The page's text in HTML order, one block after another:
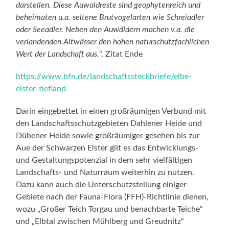
darstellen. Diese Auwaldreste sind geophytenreich und
beheimaten u.a. seltene Brutvogelarten wie Schreiadler
oder Seeadler. Neben den Auwäldern machen v.a. die
verlandenden Altwässer den hohen naturschutzfachlichen
Wert der Landschaft aus.“, Zitat Ende
https://www.bfn.de/landschaftssteckbriefe/elbe-
elster-tiefland
Darin eingebettet in einen großräumigen Verbund mit
den Landschaftsschutzgebieten Dahlener Heide und
Dübener Heide sowie großräumiger gesehen bis zur
Aue der Schwarzen Elster gilt es das Entwicklungs-
und Gestaltungspotenzial in dem sehr vielfältigen
Landschafts- und Naturraum weiterhin zu nutzen.
Dazu kann auch die Unterschutzstellung einiger
Gebiete nach der Fauna-Flora (FFH)-Richtlinie dienen,
wozu „Großer Teich Torgau und benachbarte Teiche“
und „Elbtal zwischen Mühlberg und Greudnitz“